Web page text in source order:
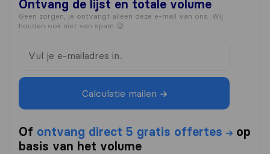
Ontvang de lijst en totale volume
Geen zorgen, je ontvangt alleen deze e-mail van ons. Wij
houden ook niet van spam 😉
Calculatie mailen
Of ontvang direct 5 gratis offertes
op
basis van het volume